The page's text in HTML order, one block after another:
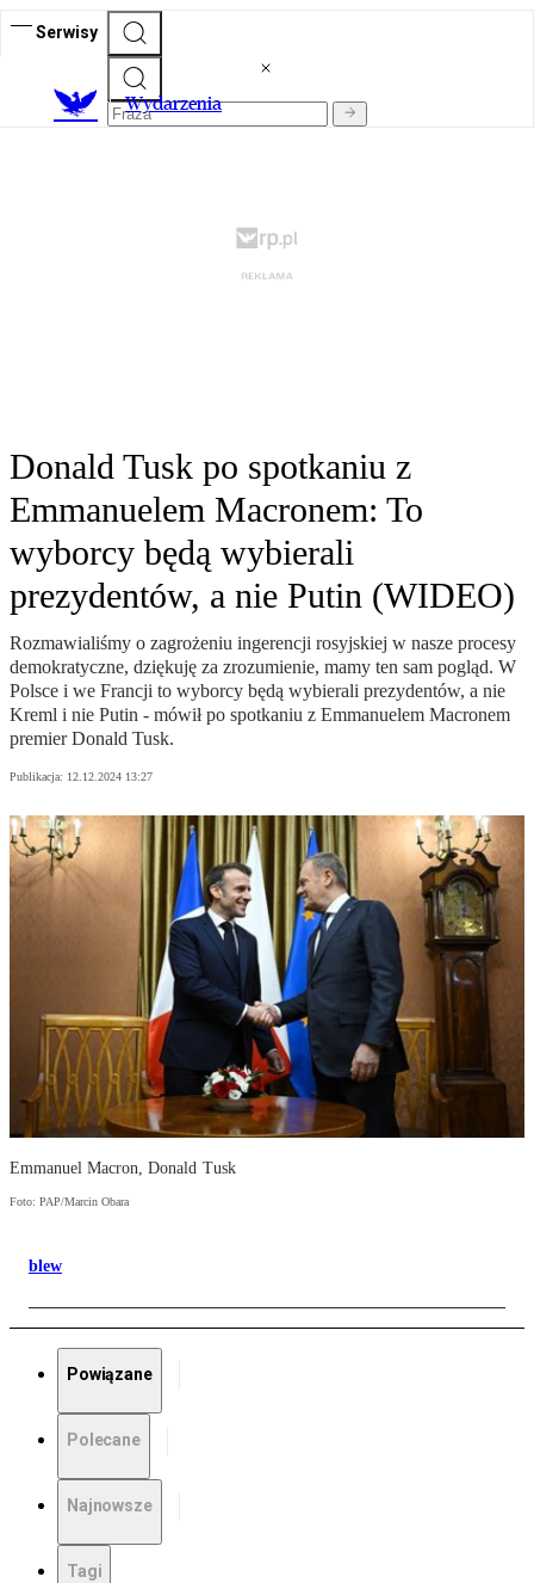
Serwisy
Wydarzenia
Donald Tusk po spotkaniu z
Emmanuelem Macronem: To
wyborcy będą wybierali
prezydentów, a nie Putin (WIDEO)
Rozmawialiśmy o zagrożeniu ingerencji rosyjskiej w nasze procesy
demokratyczne, dziękuję za zrozumienie, mamy ten sam pogląd. W
Polsce i we Francji to wyborcy będą wybierali prezydentów, a nie
Kreml i nie Putin - mówił po spotkaniu z Emmanuelem Macronem
premier Donald Tusk.
Publikacja: 12.12.2024 13:27
Emmanuel Macron, Donald Tusk
Foto: PAP/Marcin Obara
blew
Powiązane
Polecane
Najnowsze
Tagi